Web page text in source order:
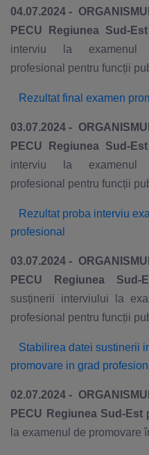
04.07.2024 -
PECU Regiunea Sud-Est
interviu la
profesional pentru funcții
Rezultat final examen
03.07.2024 -
PECU Regiunea Sud-Est
interviu la
profesional pentru funcții
Rezultat proba interviu
profesional
03.07.2024 -
PECU Regiunea Sud-
susținerii interviului la
profesional pentru funcții
Stabilirea datei sustinerii
promovare in grad
02.07.2024 -
PECU Regiunea Sud-Est
la examenul de promovare